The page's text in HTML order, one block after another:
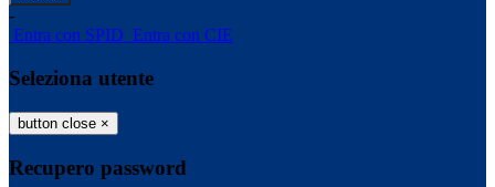
-
Entra con SPID Entra con CIE
Seleziona utente
button close ×
Recupero password